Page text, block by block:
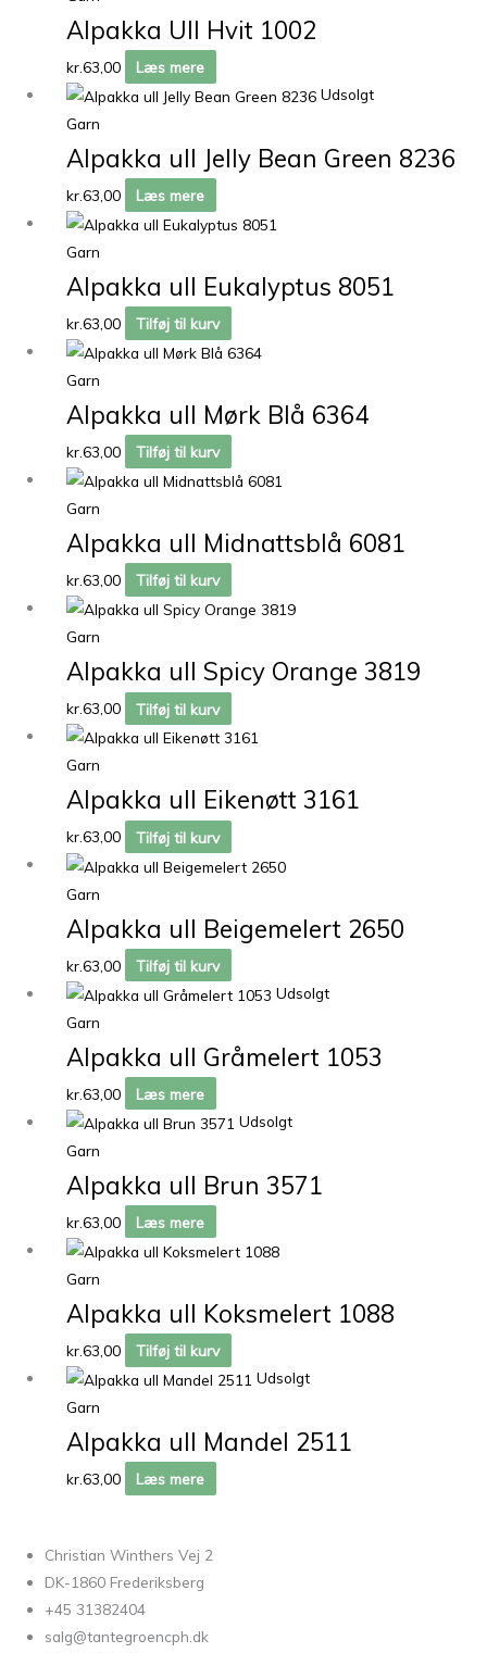
Alpakka Ull Hvit 1002
kr.63,00
Læs mere
Udsolgt
Garn
Alpakka ull Jelly Bean Green 8236
kr.63,00 Læs mere
Garn
Alpakka ull Eukalyptus 8051
kr.63,00 Tilføj til kurv
Garn
Alpakka ull Mørk Blå 6364
kr.63,00 Tilføj til kurv
Garn
Alpakka ull Midnattsblå 6081
kr.63,00 Tilføj til kurv
Garn
Alpakka ull Spicy Orange 3819
kr.63,00 Tilføj til kurv
Garn
Alpakka ull Eikenøtt 3161
kr.63,00 Tilføj til kurv
Garn
Alpakka ull Beigemelert 2650
kr.63,00
Tilføj til kurv
Udsolgt
Garn
Alpakka ull Gråmelert 1053
kr.63,00
Læs mere
Udsolgt
Garn
Alpakka ull Brun 3571
kr.63,00 Læs mere
Garn
Alpakka ull Koksmelert 1088
kr.63,00
Tilføj til kurv
Udsolgt
Garn
Alpakka ull Mandel 2511
kr.63,00 Læs mere
Christian Winthers Vej 2
DK-1860 Frederiksberg
+45 31382404
salg@tantegroencph.dk